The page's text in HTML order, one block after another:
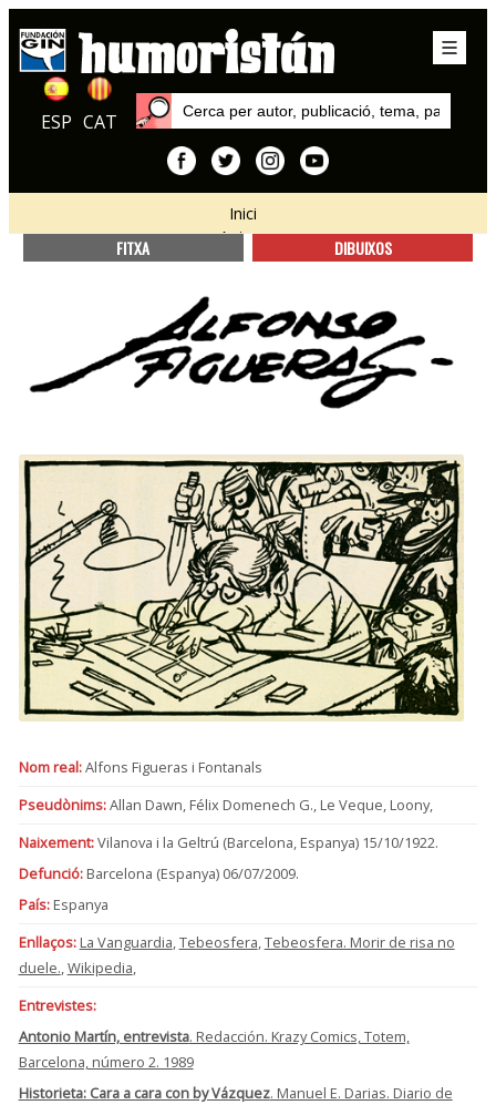
ESP CAT
Inici
Autors
FITXA DIBUIXOS
Nom real:Alfons Figueras i Fontanals
Pseudònims:Allan Dawn, Félix Domenech G., Le Veque, Loony,
Naixement:Vilanova i la Geltrú (Barcelona, Espanya) 15/10/1922.
Defunció:Barcelona (Espanya) 06/07/2009.
País:Espanya
Enllaços: La Vanguardia,Tebeosfera,Tebeosfera. Morir de risa no
duele.,Wikipedia,
Entrevistes:
Antonio Martín, entrevista. Redacción. Krazy Comics, Totem,
Barcelona, número 2. 1989
Historieta: Cara a cara con by Vázquez. Manuel E. Darias. Diario de